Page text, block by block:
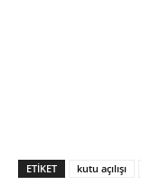
ETIKET kutu açılışı